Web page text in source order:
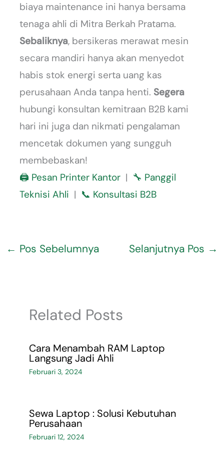
biaya maintenance ini hanya bersama
tenaga ahli di Mitra Berkah Pratama.
Sebaliknya, bersikeras merawat mesin
secara mandiri hanya akan menyedot
habis stok energi serta uang kas
perusahaan Anda tanpa henti. Segera
hubungi konsultan kemitraan B2B kami
hari ini juga dan nikmati pengalaman
mencetak dokumen yang sungguh
membebaskan!
🖨️ Pesan Printer Kantor | 🔧 Panggil
Teknisi Ahli | 📞 Konsultasi B2B
← Pos Sebelumnya Selanjutnya Pos →
Related Posts
Cara Menambah RAM Laptop
Langsung Jadi Ahli
Februari 3, 2024
Sewa Laptop : Solusi Kebutuhan
Perusahaan
Februari 12, 2024